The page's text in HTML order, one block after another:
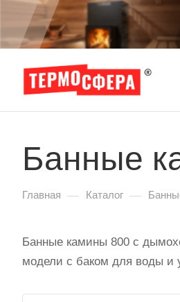
Банные
Главная — Каталог —
Банные камины 800 с
модели с баком для воды и